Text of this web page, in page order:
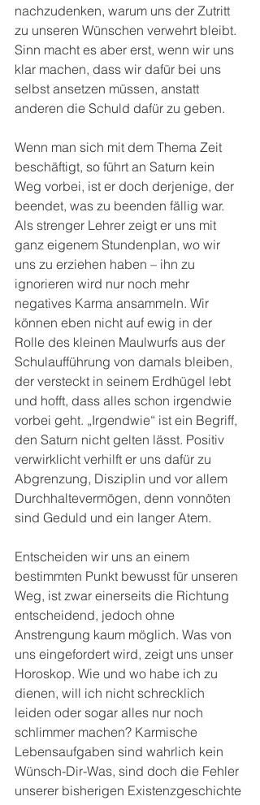
nachzudenken, warum uns der Zutritt
zu unseren Wünschen verwehrt bleibt.
Sinn macht es aber erst, wenn wir uns
klar machen, dass wir dafür bei uns
selbst ansetzen müssen, anstatt
anderen die Schuld dafür zu geben.
Wenn man sich mit dem Thema Zeit
beschäftigt, so führt an Saturn kein
Weg vorbei, ist er doch derjenige, der
beendet, was zu beenden fällig war.
Als strenger Lehrer zeigt er uns mit
ganz eigenem Stundenplan, wo wir
uns zu erziehen haben – ihn zu
ignorieren wird nur noch mehr
negatives Karma ansammeln. Wir
können eben nicht auf ewig in der
Rolle des kleinen Maulwurfs aus der
Schulaufführung von damals bleiben,
der versteckt in seinem Erdhügel lebt
und hofft, dass alles schon irgendwie
vorbei geht. „Irgendwie“ ist ein Begriff,
den Saturn nicht gelten lässt. Positiv
verwirklicht verhilft er uns dafür zu
Abgrenzung, Disziplin und vor allem
Durchhaltevermögen, denn vonnöten
sind Geduld und ein langer Atem.
Entscheiden wir uns an einem
bestimmten Punkt bewusst für unseren
Weg, ist zwar einerseits die Richtung
entscheidend, jedoch ohne
Anstrengung kaum möglich. Was von
uns eingefordert wird, zeigt uns unser
Horoskop. Wie und wo habe ich zu
dienen, will ich nicht schrecklich
leiden oder sogar alles nur noch
schlimmer machen? Karmische
Lebensaufgaben sind wahrlich kein
Wünsch-Dir-Was, sind doch die Fehler
unserer bisherigen Existenzgeschichte